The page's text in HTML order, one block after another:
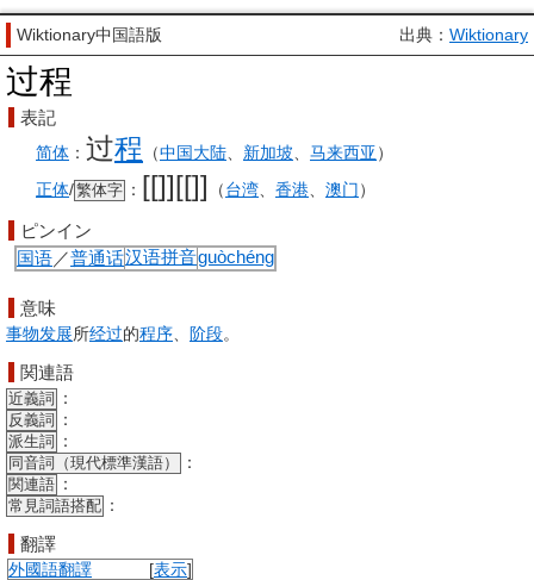
Wiktionary中国語版 出典： Wiktionary
过程
表記
简体 ： 过程 （中国大陆 新加坡 马来西亚）
正体/繁体字 ： [[]][[]] （台湾 香港 澳门）
ピンイン
国语／普通话汉语拼音guòchéng
意味
事物发展所经过的程序 阶段。
関連語
近義詞 ：
反義詞 ：
派生詞 ：
同音詞（現代標準漢語） ：
関連語 ：
常見詞語搭配 ：
翻譯
[表示]
外國語翻譯